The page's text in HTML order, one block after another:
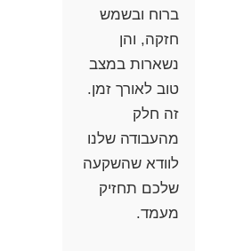
ברוח ובשמש
חזקה, והן
נשארות במצב
טוב לאורך זמן.
זה חלק
מהעבודה שלנו
לוודא שהשקעה
שלכם תחזיק
מעמד.